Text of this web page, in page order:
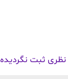
ثبت نگردیده